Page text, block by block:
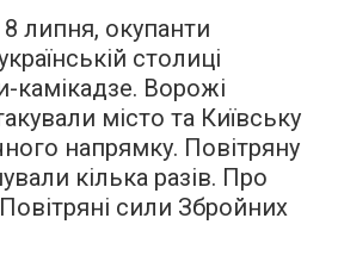
липня, окупанти
столиці
камікадзе. Ворожі
місто та Київську
напрямку. Повітряну
кілька разів. Про
сили Збройних